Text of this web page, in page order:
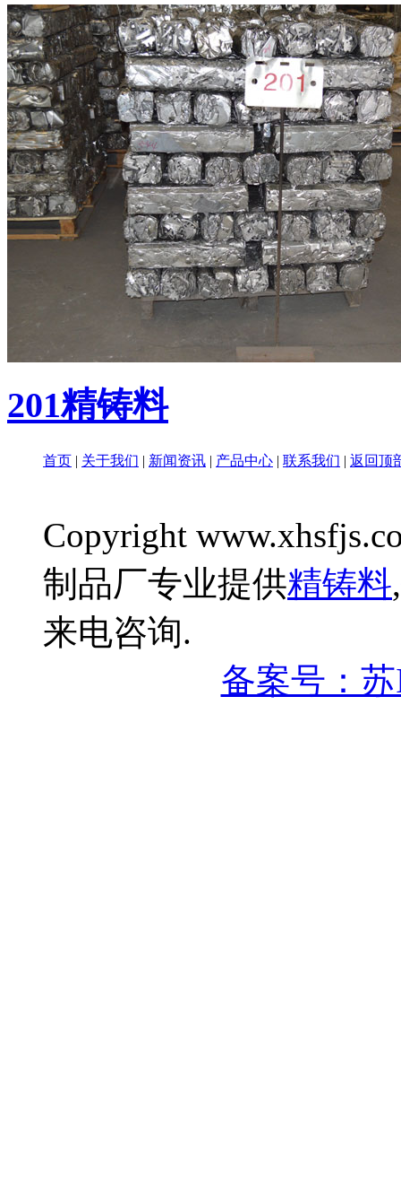
201精铸料
首页 | 关于我们 | 新闻资讯 | 产品中心 | 联系我们 | 返回顶
Copyright
制品厂专业提供精铸料,
来电咨询.
备案号：苏